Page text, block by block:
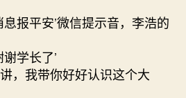
报平安’微信提示音，李浩的
学长了’
，我带你好好认识这个大